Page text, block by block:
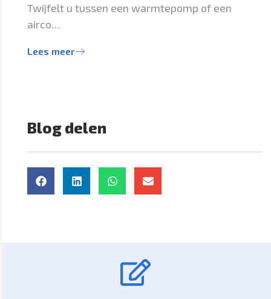
Twijfelt u tussen een warmtepomp of een
airco…
Lees meer
Blog delen